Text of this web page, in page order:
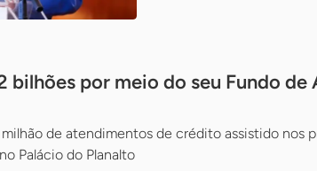
bilhões por meio do seu Fundo de
de atendimentos de crédito assistido nos
Palácio do Planalto